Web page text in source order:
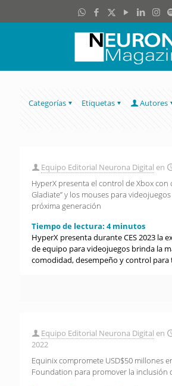
Categorías Etiquetas
Autores
Equipo Editorial Neurona Digital en
HyperX presenta el control de Xbox con
Gladiate” y los mouses para videojuegos
próxima generación
Tiempo de lectura: 4 minutos
HyperX presenta durante CES 2023 la
de equipo para videojuegos brinda la
comodidad, desempeño y control
Equipo Editorial Neurona Digital en
2022
Equinix compromete USD$50 millones
Foundation para promover la inclusión